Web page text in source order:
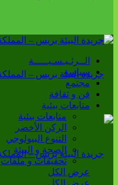
الــرئـيـسـيـــــة
سياسة
مجتمع
فن و ثقافة
متابعات بيئية
متابعات بيئية
الركن الأخضر
التنوع البيولوجي
الصحة و البيئة
تحقيقات و ملفات
عرض الكل
عرض الكل